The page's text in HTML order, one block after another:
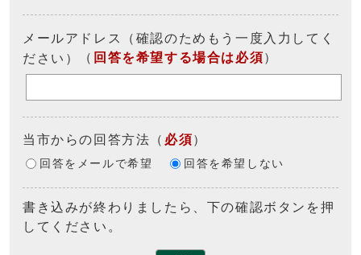
メールアドレス（確認のためもう一度入力してく
ださい）
（ 回答を希望する場合は必須）
当市からの回答方法 （ 必須）
回答をメールで希望 回答を希望しない
書き込みが終わりましたら、下の確認ボタンを押
してください。